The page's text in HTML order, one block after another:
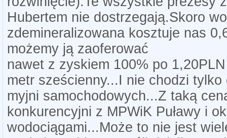
Hubertem nie dostrzegają.Skoro
zdemineralizowana kosztuje nas
możemy ją zaoferować
nawet z zyskiem 100% po
metr sześcienny...I nie chodzi tylko
myjni samochodowych...Z taką
konkurencyjni z MPWiK Puławy i
wodociągami...Może to nie jest